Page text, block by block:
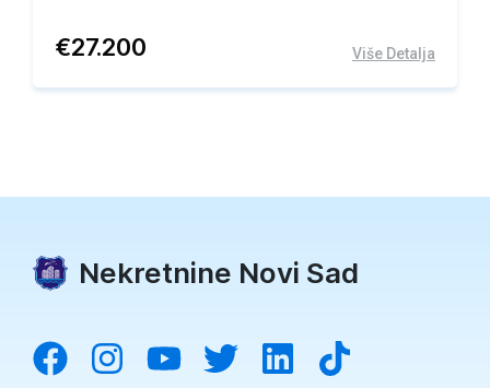
€27.200 Više Detalja
Nekretnine Novi Sad